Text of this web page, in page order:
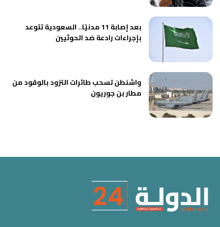
بعد إصابة 11 مدنيًا.. السعودية تتوعد
بإجراءات رادعة ضد الحوثيين
واشنطن تسحب طائرات التزود بالوقود من
مطار بن جوريون